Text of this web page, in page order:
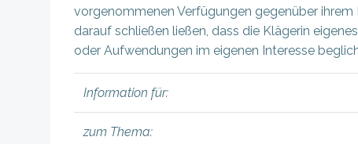
vorgenommenen Verfügungen gegenüber
darauf schließen ließen, dass die Klägerin
oder Aufwendungen im eigenen Interesse
Information für:
zum Thema: